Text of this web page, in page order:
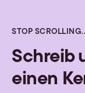
STOP
Schreib
einen